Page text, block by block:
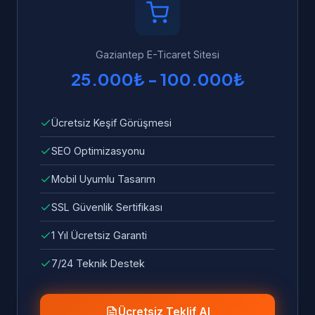
hata ve sorunlar ücretsiz olarak giderilir.
Gaziantep E-Ticaret Sitesi
25.000₺ - 100.000₺
Ücretsiz Keşif Görüşmesi
SEO Optimizasyonu
Mobil Uyumlu Tasarım
SSL Güvenlik Sertifikası
1 Yıl Ücretsiz Garanti
7/24 Teknik Destek
Ücretsiz Teklif Al